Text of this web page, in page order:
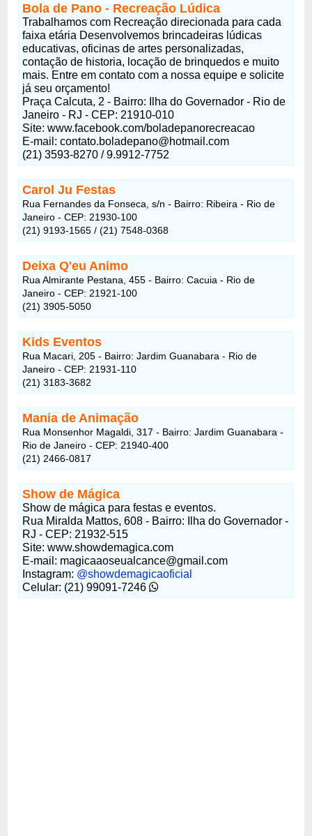
Bola de Pano - Recreação Lúdica
Trabalhamos com Recreação direcionada para cada
faixa etária Desenvolvemos brincadeiras lúdicas
educativas, oficinas de artes personalizadas,
contação de historia, locação de brinquedos e muito
mais. Entre em contato com a nossa equipe e solicite
já seu orçamento!
Praça Calcuta, 2 - Bairro: Ilha do Governador - Rio de
Janeiro - RJ - CEP: 21910-010
Site: www.facebook.com/boladepanorecreacao
E-mail: contato.boladepano@hotmail.com
(21) 3593-8270 / 9.9912-7752
Carol Ju Festas
Rua Fernandes da Fonseca, s/n - Bairro: Ribeira - Rio de
Janeiro - CEP: 21930-100
(21) 9193-1565 / (21) 7548-0368
Deixa Q'eu Animo
Rua Almirante Pestana, 455 - Bairro: Cacuia - Rio de
Janeiro - CEP: 21921-100
(21) 3905-5050
Kids Eventos
Rua Macari, 205 - Bairro: Jardim Guanabara - Rio de
Janeiro - CEP: 21931-110
(21) 3183-3682
Mania de Animação
Rua Monsenhor Magaldi, 317 - Bairro: Jardim Guanabara -
Rio de Janeiro - CEP: 21940-400
(21) 2466-0817
Show de Mágica
Show de mágica para festas e eventos.
Rua Miralda Mattos, 608 - Bairro: Ilha do Governador -
RJ - CEP: 21932-515
Site: www.showdemagica.com
E-mail: magicaaoseualcance@gmail.com
Instagram: @showdemagicaoficial
Celular: (21) 99091-7246